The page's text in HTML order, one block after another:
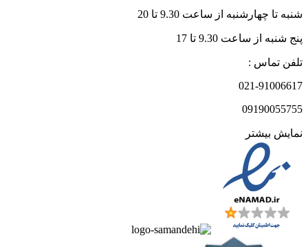
شنبه تا چهارشنبه از ساعت 9.30 تا 20
پنج شنبه از ساعت 9.30 تا 17
تلفن تماس :
021-91006617
09190055755
نمایش بیشتر